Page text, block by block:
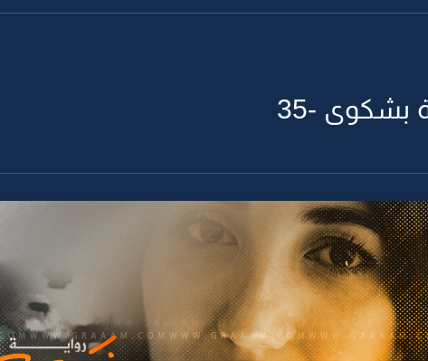
بشكوى -35